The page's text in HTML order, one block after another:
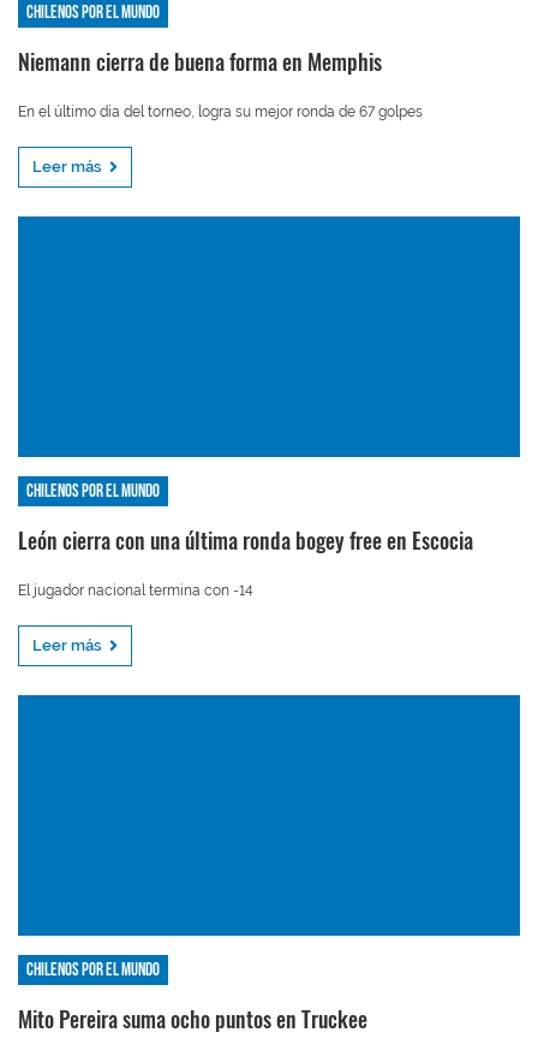
Chilenos por el mundo
Niemann cierra de buena forma en Memphis
En el último día del torneo, logra su mejor ronda de 67 golpes
Leer más
Chilenos por el mundo
León cierra con una última ronda bogey free en Escocia
El jugador nacional termina con -14
Leer más
Chilenos por el mundo
Mito Pereira suma ocho puntos en Truckee